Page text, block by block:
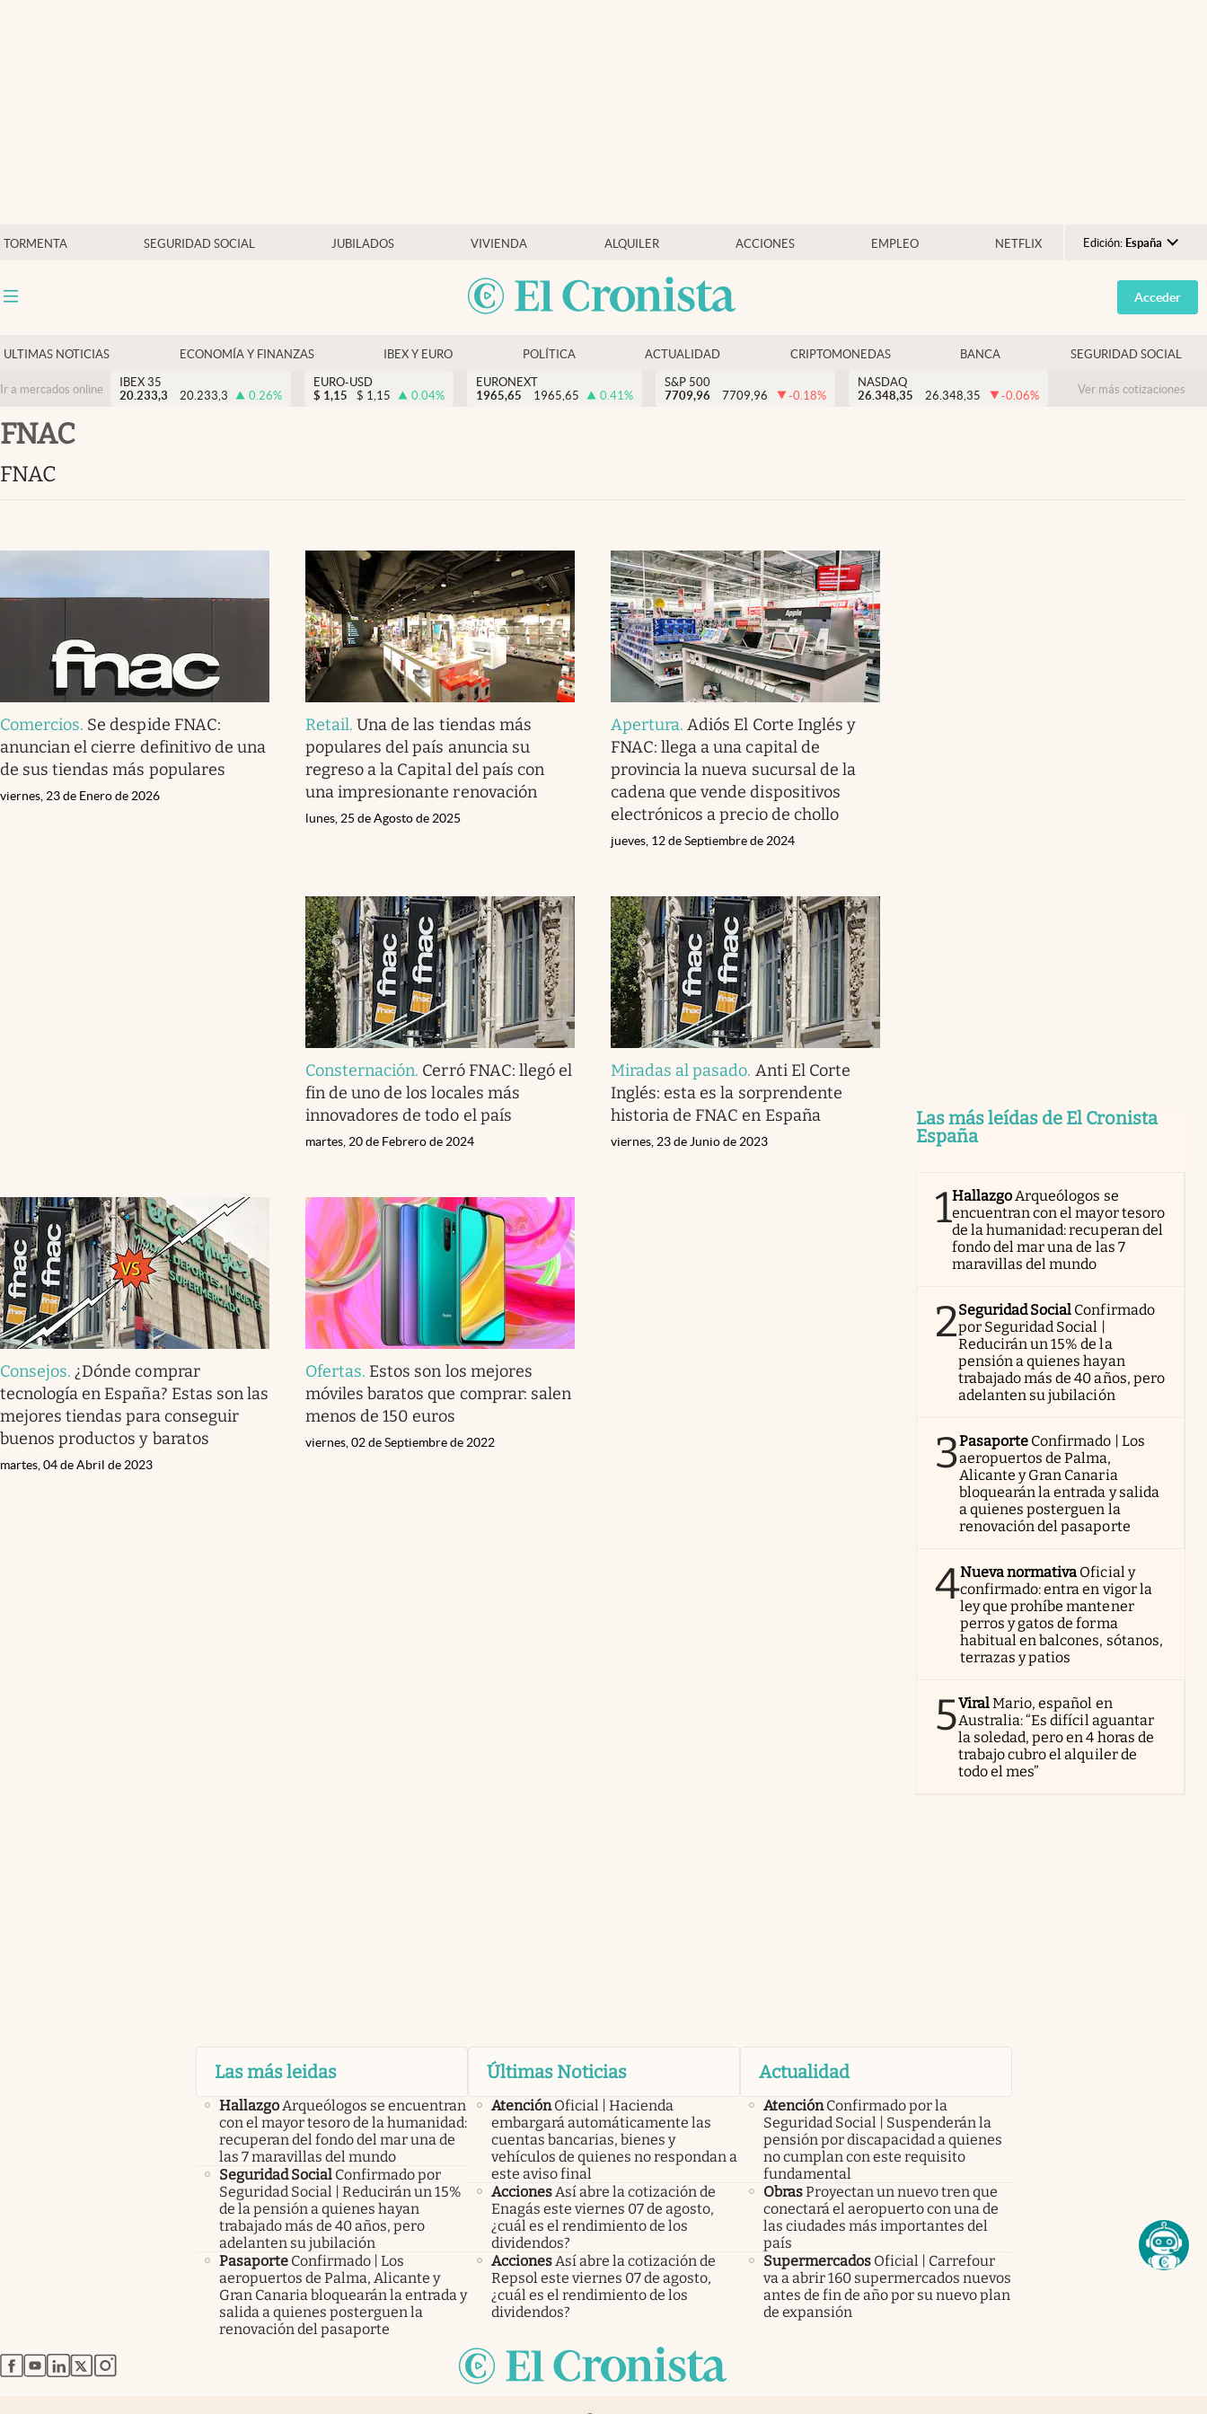
TORMENTA SEGURIDAD SOCIAL JUBILADOS VIVIENDA ALQUILER ACCIONES EMPLEO NETFLIX Edición: España
Argentina
España
USA
Colombia
Acceder
ULTIMAS NOTICIAS ECONOMÍA Y FINANZAS IBEX Y EURO POLÍTICA ACTUALIDAD CRIPTOMONEDAS BANCA SEGURIDAD SOCIAL
Ir a mercados online
IBEX 35
20.233,3
20.233,3 0.26%
EURO-USD
$ 1,15 $ 1,15 0.04%
EURONEXT
1965,65
1965,65 0.41%
S&P 500
7709,96
7709,96 -0.18%
NASDAQ
26.348,35
26.348,35 -0.06% Ver más cotizaciones
FNAC
FNAC
Comercios. Se despide FNAC:
anuncian el cierre definitivo de una
de sus tiendas más populares
viernes, 23 de Enero de 2026
Retail.Una de las tiendas más
populares del país anuncia su
regreso a la Capital del país con
una impresionante renovación
lunes, 25 de Agosto de 2025
Apertura.Adiós El Corte Inglés y
FNAC: llega a una capital de
provincia la nueva sucursal de la
cadena que vende dispositivos
electrónicos a precio de chollo
jueves, 12 de Septiembre de 2024
Consternación. Cerró FNAC: llegó el
fin de uno de los locales más
innovadores de todo el país
martes, 20 de Febrero de 2024
Miradas al pasado. Anti El Corte
Inglés: esta es la sorprendente
historia de FNAC en España
viernes, 23 de Junio de 2023
Consejos. ¿Dónde comprar
tecnología en España? Estas son las
mejores tiendas para conseguir
buenos productos y baratos
martes, 04 de Abril de 2023
Ofertas. Estos son los mejores
móviles baratos que comprar: salen
menos de 150 euros
viernes, 02 de Septiembre de 2022
Las más leídas de El Cronista
España
1Hallazgo Arqueólogos se
encuentran con el mayor tesoro
de la humanidad: recuperan del
fondo del mar una de las 7
maravillas del mundo
2Seguridad Social Confirmado
por Seguridad Social |
Reducirán un 15% de la
pensión a quienes hayan
trabajado más de 40 años, pero
adelanten su jubilación
3Pasaporte Confirmado | Los
aeropuertos de Palma,
Alicante y Gran Canaria
bloquearán la entrada y salida
a quienes posterguen la
renovación del pasaporte
4Nueva normativa Oficial y
confirmado: entra en vigor la
ley que prohíbe mantener
perros y gatos de forma
habitual en balcones, sótanos,
terrazas y patios
5ViralMario, español en
Australia: “Es difícil aguantar
la soledad, pero en 4 horas de
trabajo cubro el alquiler de
todo el mes”
Las más leidas
Hallazgo Arqueólogos se encuentran
con el mayor tesoro de la humanidad:
recuperan del fondo del mar una de
las 7 maravillas del mundo
Seguridad Social Confirmado por
Seguridad Social | Reducirán un 15%
de la pensión a quienes hayan
trabajado más de 40 años, pero
adelanten su jubilación
Pasaporte Confirmado | Los
aeropuertos de Palma, Alicante y
Gran Canaria bloquearán la entrada y
salida a quienes posterguen la
renovación del pasaporte
Últimas Noticias
Atención Oficial | Hacienda
embargará automáticamente las
cuentas bancarias, bienes y
vehículos de quienes no respondan a
este aviso final
Acciones Así abre la cotización de
Enagás este viernes 07 de agosto,
¿cuál es el rendimiento de los
dividendos?
Acciones Así abre la cotización de
Repsol este viernes 07 de agosto,
¿cuál es el rendimiento de los
dividendos?
Actualidad
Atención Confirmado por la
Seguridad Social | Suspenderán la
pensión por discapacidad a quienes
no cumplan con este requisito
fundamental
ObrasProyectan un nuevo tren que
conectará el aeropuerto con una de
las ciudades más importantes del
país
Supermercados Oficial | Carrefour
va a abrir 160 supermercados nuevos
antes de fin de año por su nuevo plan
de expansión
abre en nueva pestaña
abre en nueva pestaña
abre en nueva pestaña
abre en nueva pestaña
abre en nueva pestaña